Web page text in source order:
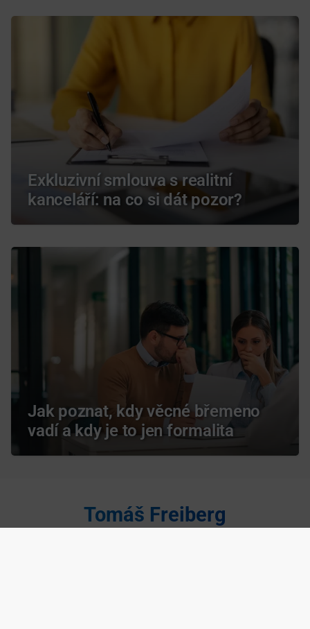
Exkluzivní smlouva s realitní
kanceláří: na co si dát pozor?
Jak poznat, kdy věcné břemeno
vadí a kdy je to jen formalita
Tomáš Freiberg